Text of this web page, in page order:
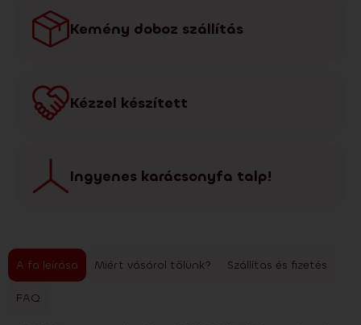
Kemény doboz szállítás
Kézzel készített
Ingyenes karácsonyfa talp!
A fa leírása Miért vásárol tőlünk? Szállítas és fizetés
FAQ